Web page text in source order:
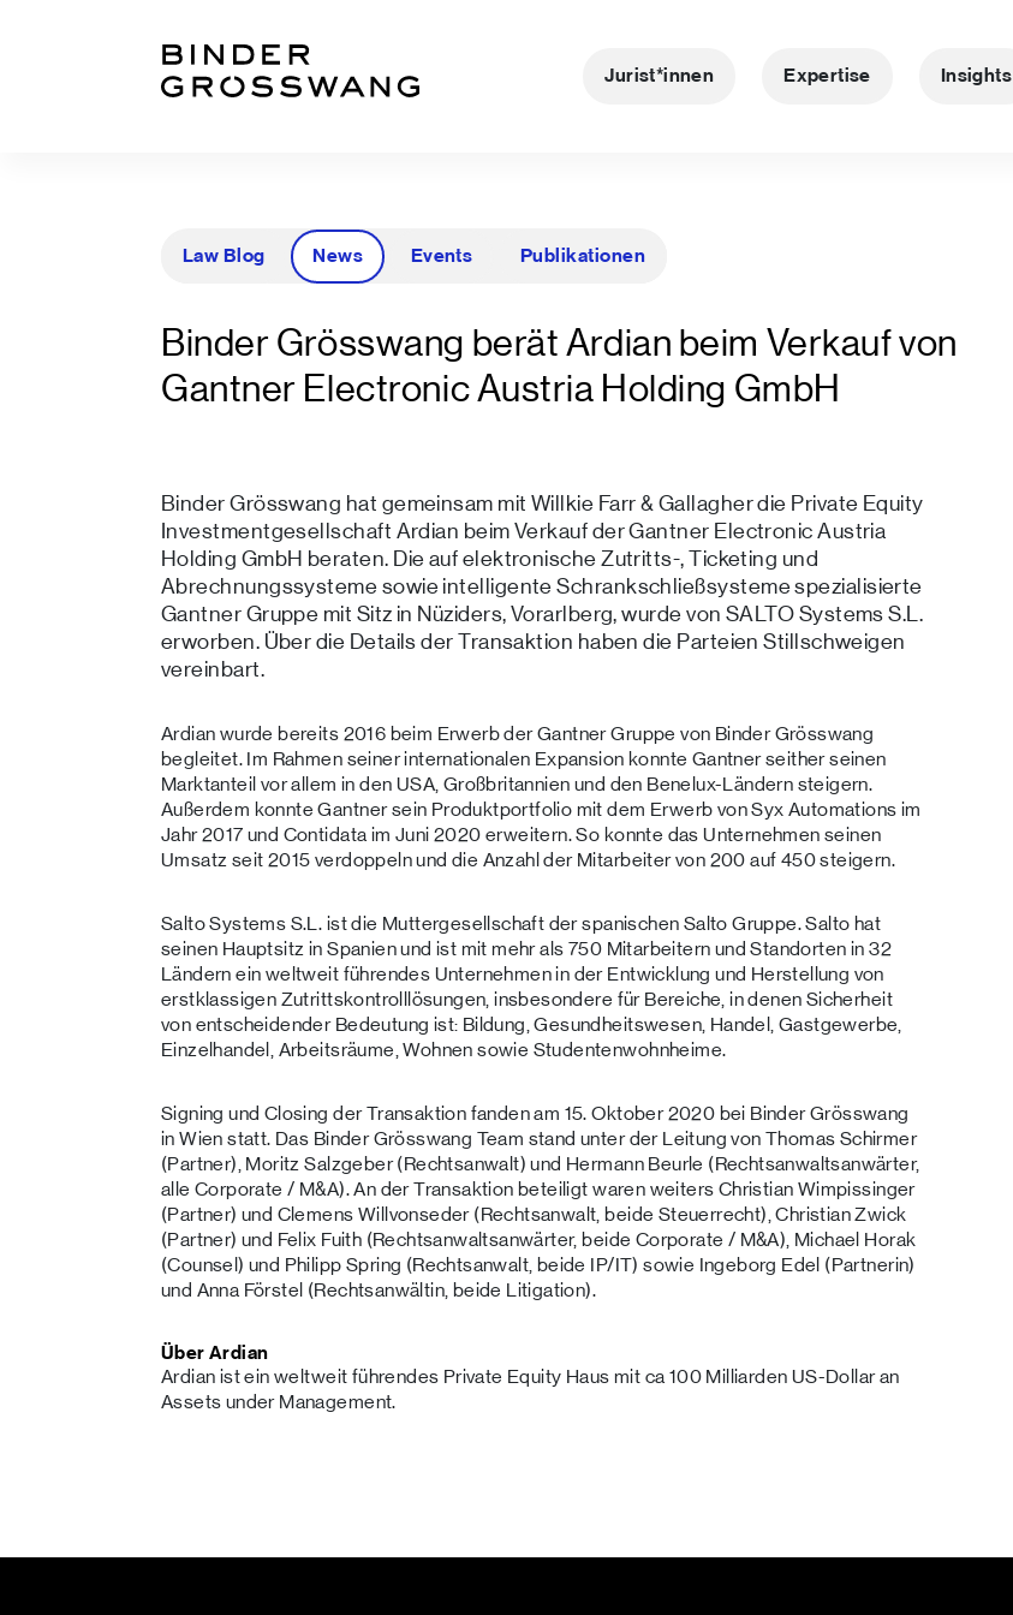
Jurist*innen Expertise Insights
Law Blog News Events Publikationen
Binder Grösswang berät Ardian beim Verkauf von
Gantner Electronic Austria Holding GmbH
Binder Grösswang hat gemeinsam mit Willkie Farr & Gallagher die Private Equity
Investmentgesellschaft Ardian beim Verkauf der Gantner Electronic Austria
Holding GmbH beraten. Die auf elektronische Zutritts-, Ticketing und
Abrechnungssysteme sowie intelligente Schrankschließsysteme spezialisierte
Gantner Gruppe mit Sitz in Nüziders, Vorarlberg, wurde von SALTO Systems S.L.
erworben. Über die Details der Transaktion haben die Parteien Stillschweigen
vereinbart.
Ardian wurde bereits 2016 beim Erwerb der Gantner Gruppe von Binder Grösswang
begleitet. Im Rahmen seiner internationalen Expansion konnte Gantner seither seinen
Marktanteil vor allem in den USA, Großbritannien und den Benelux-Ländern steigern.
Außerdem konnte Gantner sein Produktportfolio mit dem Erwerb von Syx Automations im
Jahr 2017 und Contidata im Juni 2020 erweitern. So konnte das Unternehmen seinen
Umsatz seit 2015 verdoppeln und die Anzahl der Mitarbeiter von 200 auf 450 steigern.
Salto Systems S.L. ist die Muttergesellschaft der spanischen Salto Gruppe. Salto hat
seinen Hauptsitz in Spanien und ist mit mehr als 750 Mitarbeitern und Standorten in 32
Ländern ein weltweit führendes Unternehmen in der Entwicklung und Herstellung von
erstklassigen Zutrittskontrolllösungen, insbesondere für Bereiche, in denen Sicherheit
von entscheidender Bedeutung ist: Bildung, Gesundheitswesen, Handel, Gastgewerbe,
Einzelhandel, Arbeitsräume, Wohnen sowie Studentenwohnheime.
Signing und Closing der Transaktion fanden am 15. Oktober 2020 bei Binder Grösswang
in Wien statt. Das Binder Grösswang Team stand unter der Leitung von Thomas Schirmer
(Partner), Moritz Salzgeber (Rechtsanwalt) und Hermann Beurle (Rechtsanwaltsanwärter,
alle Corporate / M&A). An der Transaktion beteiligt waren weiters Christian Wimpissinger
(Partner) und Clemens Willvonseder (Rechtsanwalt, beide Steuerrecht), Christian Zwick
(Partner) und Felix Fuith (Rechtsanwaltsanwärter, beide Corporate / M&A), Michael Horak
(Counsel) und Philipp Spring (Rechtsanwalt, beide IP/IT) sowie Ingeborg Edel (Partnerin)
und Anna Förstel (Rechtsanwältin, beide Litigation).
Über Ardian
Ardian ist ein weltweit führendes Private Equity Haus mit ca 100 Milliarden US-Dollar an
Assets under Management.